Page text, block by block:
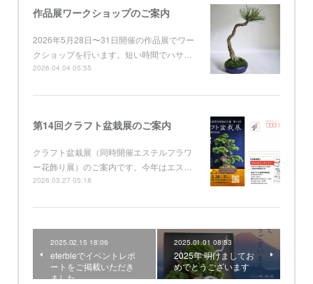
作品展ワークショップのご案内
2026年5月28日〜31日開催の作品展でワー
クショップを行います。短い時間でハサ…
2026.04.04 05:55
第14回クラフト盆栽展のご案内
クラフト盆栽展（同時開催エステルフラワ
ー花飾り展）のご案内です。今年はエス…
2026.03.27 05:18
2025.02.15 18:06
eterbleでイベントレポ
ートをご掲載いただき
ました
2025.01.01 08:53
2025年 明けましてお
めでとうございます